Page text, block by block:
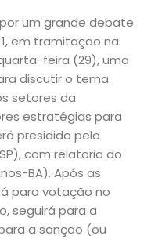
um grande debate
em tramitação na
feira (29), uma
discutir o tema
setores da
estratégias para
presidido pelo
com relatoria do
BA). Após as
para votação no
seguirá para a
a sanção (ou